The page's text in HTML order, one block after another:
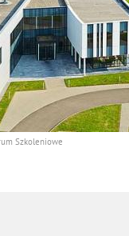
Szkoleniowe